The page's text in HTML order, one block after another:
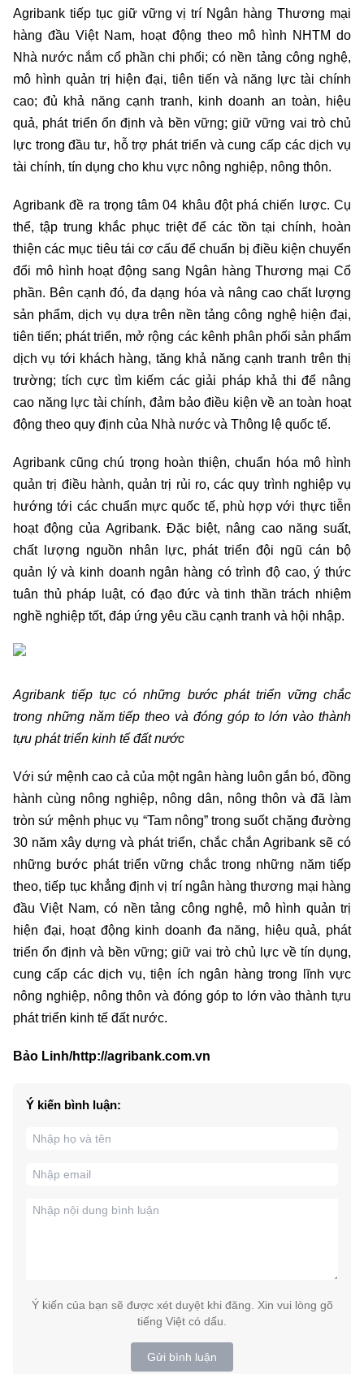
Agribank tiếp tục giữ vững vị trí Ngân hàng Thương mại
hàng đầu Việt Nam, hoạt động theo mô hình NHTM do
Nhà nước nắm cổ phần chi phối; có nền tảng công nghệ,
mô hình quản trị hiện đại, tiên tiến và năng lực tài chính
cao; đủ khả năng cạnh tranh, kinh doanh an toàn, hiệu
quả, phát triển ổn định và bền vững; giữ vững vai trò chủ
lực trong đầu tư, hỗ trợ phát triển và cung cấp các dịch vụ
tài chính, tín dụng cho khu vực nông nghiệp, nông thôn.
Agribank đề ra trọng tâm 04 khâu đột phá chiến lược. Cụ
thể, tập trung khắc phục triệt để các tồn tại chính, hoàn
thiện các mục tiêu tái cơ cấu để chuẩn bị điều kiện chuyển
đổi mô hình hoạt động sang Ngân hàng Thương mại Cổ
phần. Bên cạnh đó, đa dạng hóa và nâng cao chất lượng
sản phẩm, dịch vụ dựa trên nền tảng công nghệ hiện đại,
tiên tiến; phát triển, mở rộng các kênh phân phối sản phẩm
dịch vụ tới khách hàng, tăng khả năng cạnh tranh trên thị
trường; tích cực tìm kiếm các giải pháp khả thi để nâng
cao năng lực tài chính, đảm bảo điều kiện về an toàn hoạt
động theo quy định của Nhà nước và Thông lệ quốc tế.
Agribank cũng chú trọng hoàn thiện, chuẩn hóa mô hình
quản trị điều hành, quản trị rủi ro, các quy trình nghiệp vụ
hướng tới các chuẩn mực quốc tế, phù hợp với thực tiễn
hoạt động của Agribank. Đặc biệt, nâng cao năng suất,
chất lượng nguồn nhân lực, phát triển đội ngũ cán bộ
quản lý và kinh doanh ngân hàng có trình độ cao, ý thức
tuân thủ pháp luật, có đạo đức và tinh thần trách nhiệm
nghề nghiệp tốt, đáp ứng yêu cầu cạnh tranh và hội nhập.
Agribank tiếp tục có những bước phát triển vững chắc
trong những năm tiếp theo và đóng góp to lớn vào thành
tựu phát triển kinh tế đất nước
Với sứ mệnh cao cả của một ngân hàng luôn gắn bó, đồng
hành cùng nông nghiệp, nông dân, nông thôn và đã làm
tròn sứ mệnh phục vụ “Tam nông” trong suốt chặng đường
30 năm xây dựng và phát triển, chắc chắn Agribank sẽ có
những bước phát triển vững chắc trong những năm tiếp
theo, tiếp tục khẳng định vị trí ngân hàng thương mại hàng
đầu Việt Nam, có nền tảng công nghệ, mô hình quản trị
hiện đại, hoạt động kinh doanh đa năng, hiệu quả, phát
triển ổn định và bền vững; giữ vai trò chủ lực về tín dụng,
cung cấp các dịch vụ, tiện ích ngân hàng trong lĩnh vực
nông nghiệp, nông thôn và đóng góp to lớn vào thành tựu
phát triển kinh tế đất nước.
Bảo Linh/http://agribank.com.vn
Ý kiến bình luận:
Ý kiến của bạn sẽ được xét duyệt khi đăng. Xin vui lòng gõ
tiếng Việt có dấu.
Gửi bình luận